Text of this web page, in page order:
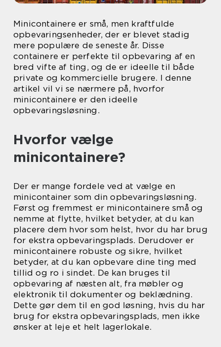
Minicontainere er små, men kraftfulde
opbevaringsenheder, der er blevet stadig
mere populære de seneste år. Disse
containere er perfekte til opbevaring af en
bred vifte af ting, og de er ideelle til både
private og kommercielle brugere. I denne
artikel vil vi se nærmere på, hvorfor
minicontainere er den ideelle
opbevaringsløsning.
Hvorfor vælge
minicontainere?
Der er mange fordele ved at vælge en
minicontainer som din opbevaringsløsning.
Først og fremmest er minicontainere små og
nemme at flytte, hvilket betyder, at du kan
placere dem hvor som helst, hvor du har brug
for ekstra opbevaringsplads. Derudover er
minicontainere robuste og sikre, hvilket
betyder, at du kan opbevare dine ting med
tillid og ro i sindet. De kan bruges til
opbevaring af næsten alt, fra møbler og
elektronik til dokumenter og beklædning.
Dette gør dem til en god løsning, hvis du har
brug for ekstra opbevaringsplads, men ikke
ønsker at leje et helt lagerlokale.